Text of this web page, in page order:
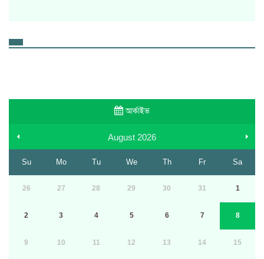
আর্কাইভ
August 2026
Su Mo Tu We Th Fr Sa
26 27 28 29 30 31 1
2 3 4 5 6 7 8
9 10 11 12 13 14 15